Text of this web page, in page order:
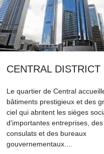
CENTRAL DISTRICT
Le quartier de Central
bâtiments prestigieux et des
ciel qui abritent les sièges
d'importantes entreprises, des
consulats et des bureaux
gouvernementaux....